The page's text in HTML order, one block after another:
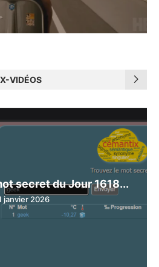
VIDÉOS
secret du Jour 1618...
janvier 2026